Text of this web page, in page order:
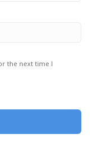
the next time I